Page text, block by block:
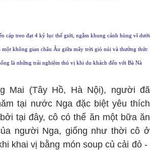
cáp treo đạt 4 kỷ lục thế giới, ngắm khung cảnh hùng vĩ dưới
một không gian châu Âu giữa mây trời gió núi và thưởng thức
là những trải nghiệm thú vị khi du khách đến với Bà Nà
Mai (Tây Hồ, Hà Nội), người đã
tại nước Nga đặc biệt yêu thích
tại đây, cô có thể ăn một bữa ăn
người Nga, giống như thời cô ở
khai vị bằng món soup củ cải đỏ -